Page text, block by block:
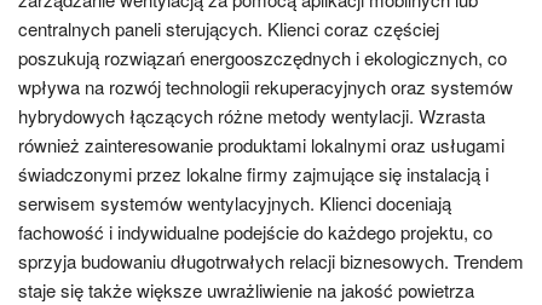
centralnych paneli sterujących. Klienci coraz częściej
poszukują rozwiązań energooszczędnych i ekologicznych, co
wpływa na rozwój technologii rekuperacyjnych oraz systemów
hybrydowych łączących różne metody wentylacji. Wzrasta
również zainteresowanie produktami lokalnymi oraz usługami
świadczonymi przez lokalne firmy zajmujące się instalacją i
serwisem systemów wentylacyjnych. Klienci doceniają
fachowość i indywidualne podejście do każdego projektu, co
sprzyja budowaniu długotrwałych relacji biznesowych. Trendem
staje się także większe uwrażliwienie na jakość powietrza